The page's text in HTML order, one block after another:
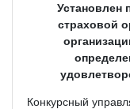
Установлен
страховой
Конкурсный